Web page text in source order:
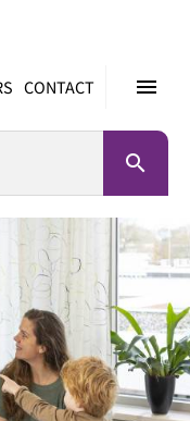
menu
CONTACT
search